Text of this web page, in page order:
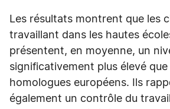
Les résultats montrent que les
travaillant dans les hautes
présentent, en moyenne, un
significativement plus élevé que
homologues européens. Ils
également un contrôle du